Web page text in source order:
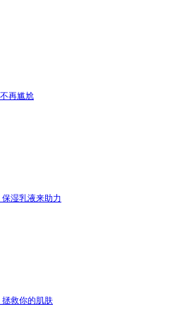
再尴尬
保湿乳液来助力
拯救你的肌肤